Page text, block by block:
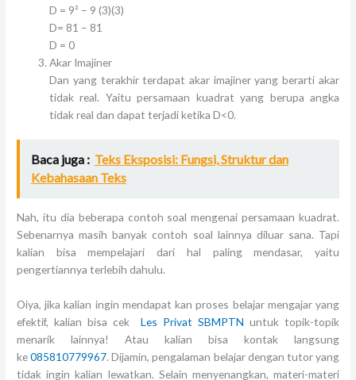
D = 9² – 9 (3)(3)
D= 81 – 81
D = 0
Akar Imajiner
Dan yang terakhir terdapat akar imajiner yang berarti akar
tidak real. Yaitu persamaan kuadrat yang berupa angka
tidak real dan dapat terjadi ketika D<0.
Baca juga : Teks Eksposisi: Fungsi, Struktur dan
Kebahasaan Teks
Nah, itu dia beberapa contoh soal mengenai persamaan kuadrat.
Sebenarnya masih banyak contoh soal lainnya diluar sana. Tapi
kalian bisa mempelajari dari hal paling mendasar, yaitu
pengertiannya terlebih dahulu.
Oiya, jika kalian ingin mendapat kan proses belajar mengajar yang
efektif, kalian bisa cek Les Privat SBMPTN untuk topik-topik
menarik lainnya! Atau kalian bisa kontak langsung
ke085810779967. Dijamin, pengalaman belajar dengan tutor yang
tidak ingin kalian lewatkan. Selain menyenangkan, materi-materi